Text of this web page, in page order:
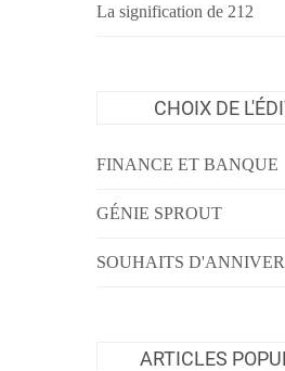
La signification de 212
CHOIX DE
FINANCE ET BANQUE
GÉNIE SPROUT
SOUHAITS
ARTICLES